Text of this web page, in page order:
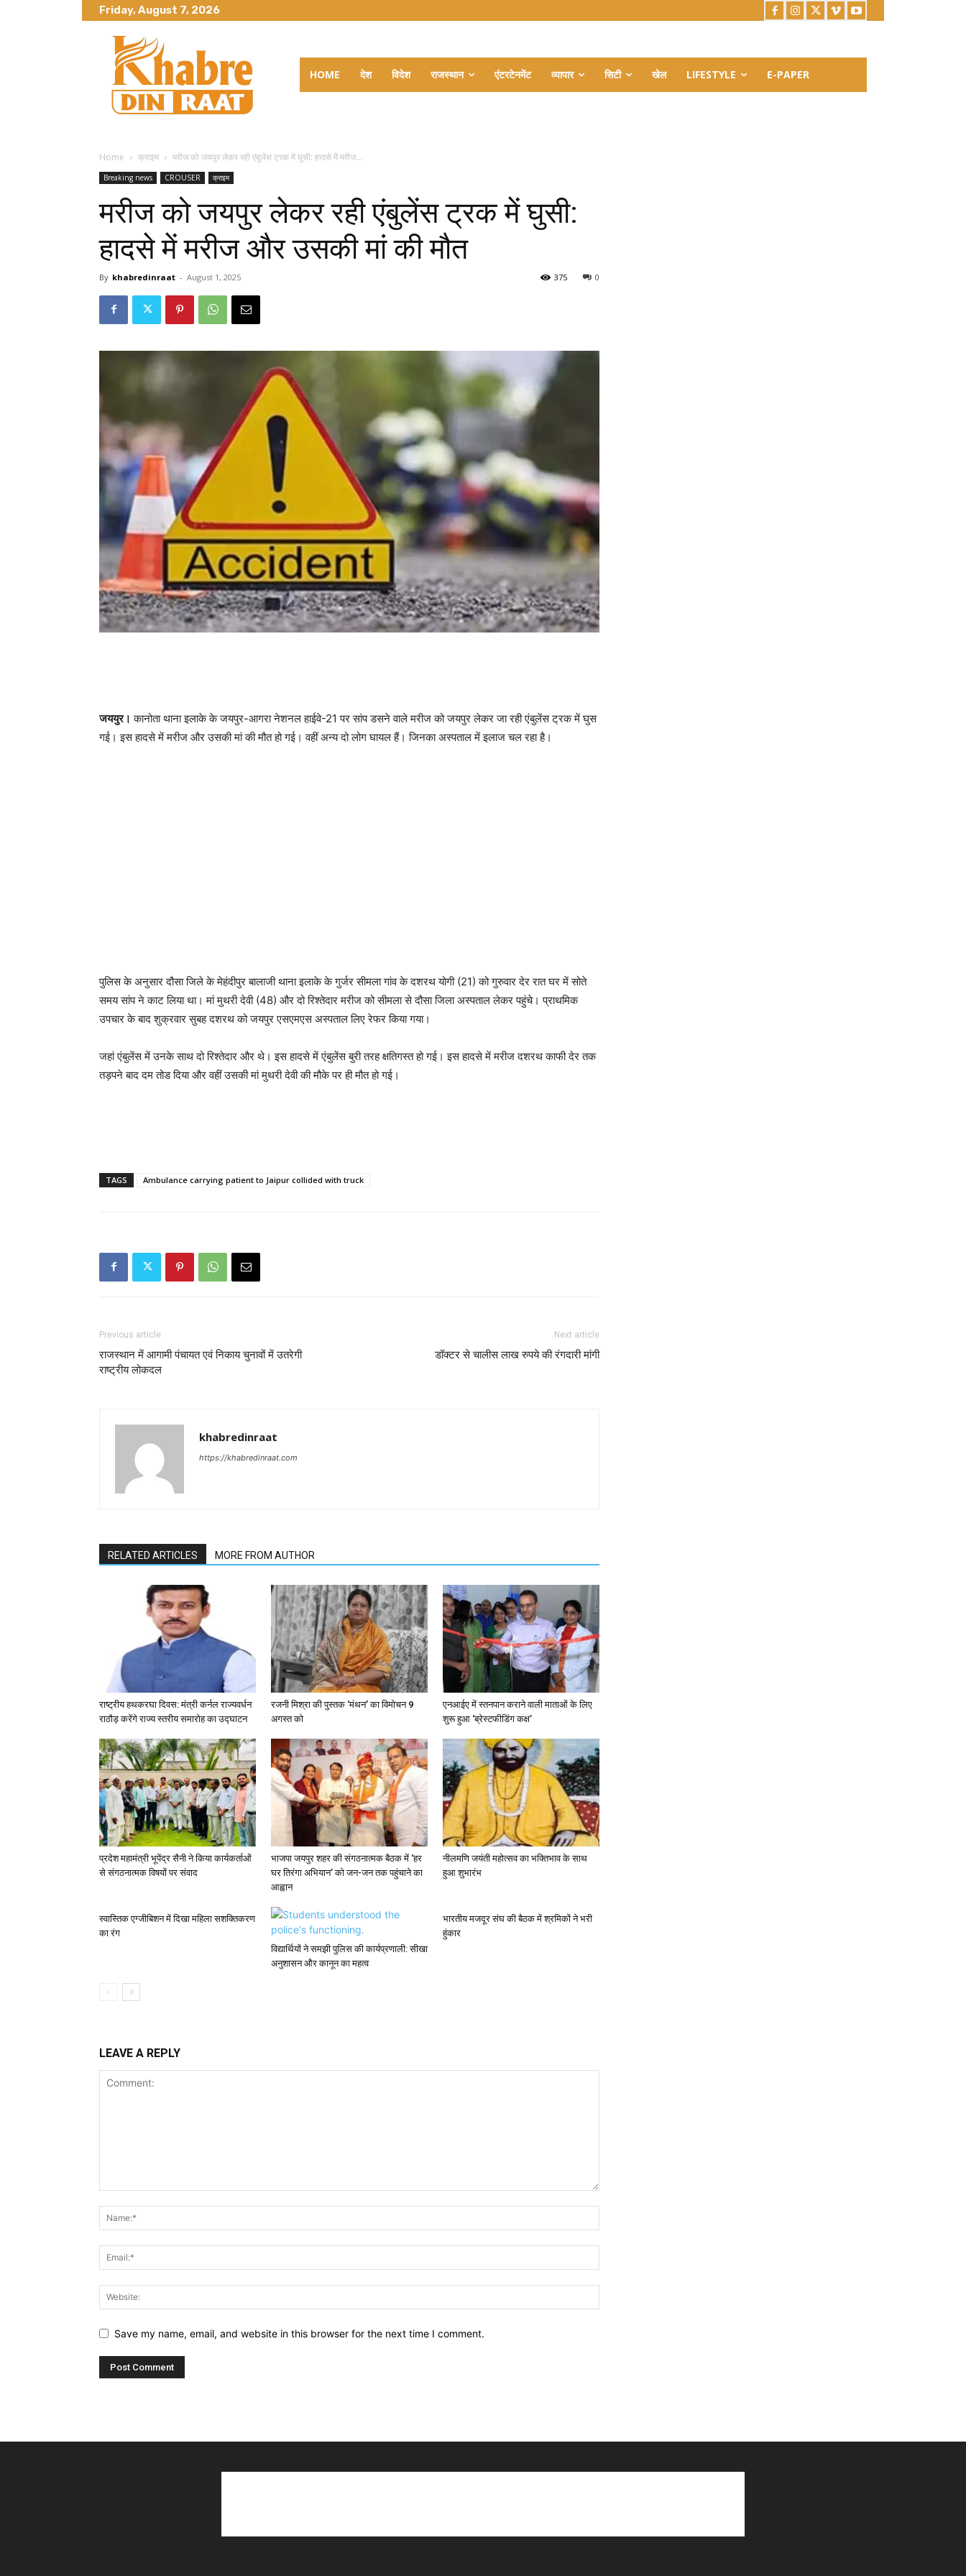
Friday, August 7, 2026
HOME देश विदेश राजस्थान एंटरटेनमेंट व्यापार सिटी खेल LIFESTYLE E-PAPER
Home क्राइम मरीज को जयपुर लेकर रही एंबुलेंस ट्रक में घुसी: हादसे में मरीज...
Breaking news CROUSER क्राइम
मरीज को जयपुर लेकर रही एंबुलेंस ट्रक में घुसी:
हादसे में मरीज और उसकी मां की मौत
By khabredinraat - August 1, 2025 0
375
जययुर। कानोता थाना इलाके के जयपुर-आगरा नेशनल हाईवे-21 पर सांप डसने वाले मरीज को जयपुर लेकर जा रही एंबुलेंस ट्रक में घुस
गई। इस हादसे में मरीज और उसकी मां की मौत हो गई। वहीं अन्य दो लोग घायल हैं। जिनका अस्पताल में इलाज चल रहा है।
पुलिस के अनुसार दौसा जिले के मेहंदीपुर बालाजी थाना इलाके के गुर्जर सीमला गांव के दशरथ योगी (21) को गुरुवार देर रात घर में सोते
समय सांप ने काट लिया था। मां मुथरी देवी (48) और दो रिश्तेदार मरीज को सीमला से दौसा जिला अस्पताल लेकर पहुंचे। प्राथमिक
उपचार के बाद शुक्रवार सुबह दशरथ को जयपुर एसएमएस अस्पताल लिए रेफर किया गया।
जहां एंबुलेंस में उनके साथ दो रिश्तेदार और थे। इस हादसे में एंबुलेंस बुरी तरह क्षतिगस्त हो गई। इस हादसे में मरीज दशरथ काफी देर तक
तड़पने बाद दम तोड दिया और वहीं उसकी मां मुथरी देवी की मौके पर ही मौत हो गई।
TAGS Ambulance carrying patient to Jaipur collided with truck
Previous article
राजस्थान में आगामी पंचायत एवं निकाय चुनावों में उतरेगी
राष्ट्रीय लोकदल
Next article
डॉक्टर से चालीस लाख रुपये की रंगदारी मांगी
khabredinraat
https://khabredinraat.com
RELATED ARTICLES MORE FROM AUTHOR
राष्ट्रीय हथकरघा दिवस: मंत्री कर्नल राज्यवर्धन
राठौड़ करेंगे राज्य स्तरीय समारोह का उद्घाटन
रजनी मिश्रा की पुस्तक ‘मंथन’ का विमोचन 9
अगस्त को
एनआईए में स्तनपान कराने वाली माताओं के लिए
शुरू हुआ ‘ब्रेस्टफीडिंग कक्ष’
प्रदेश महामंत्री भूपेंद्र सैनी ने किया कार्यकर्ताओं
से संगठनात्मक विषयों पर संवाद
भाजपा जयपुर शहर की संगठनात्मक बैठक में ‘हर
घर तिरंगा अभियान’ को जन-जन तक पहुंचाने का
आह्वान
नीलमणि जयंती महोत्सव का भक्तिभाव के साथ
हुआ शुभारंभ
स्वास्तिक एग्जीबिशन में दिखा महिला सशक्तिकरण
का रंग
विद्यार्थियों ने समझी पुलिस की कार्यप्रणाली: सीखा
अनुशासन और कानून का महत्व
भारतीय मजदूर संघ की बैठक में श्रमिकों ने भरी
हुंकार
LEAVE A REPLY
Save my name, email, and website in this browser for the next time I comment.